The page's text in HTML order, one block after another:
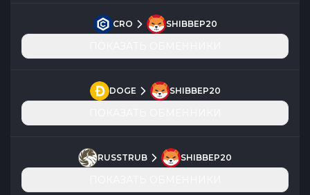
CRO SHIBBEP20
DOGE SHIBBEP20
RUSSTRUB SHIBBEP20